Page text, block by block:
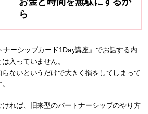
ら
ナーシップカード1Day講座』でお話する内
入っていません。
ないというだけで大きく損をしてしまって
ければ、旧来型のパートナーシップのやり方